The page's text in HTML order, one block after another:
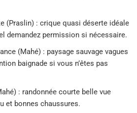
(Praslin) : crique quasi déserte idéale
demandez permission si nécessaire.
(Mahé) : paysage sauvage vagues
baignade si vous n’êtes pas
: randonnée courte belle vue
et bonnes chaussures.